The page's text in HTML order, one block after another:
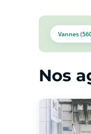
Vannes
Nos